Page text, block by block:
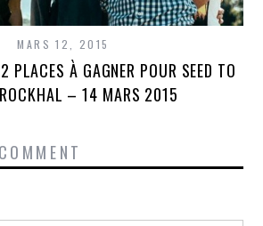
MARS 12, 2015
PLACES À GAGNER POUR SEED TO
– 14 MARS 2015